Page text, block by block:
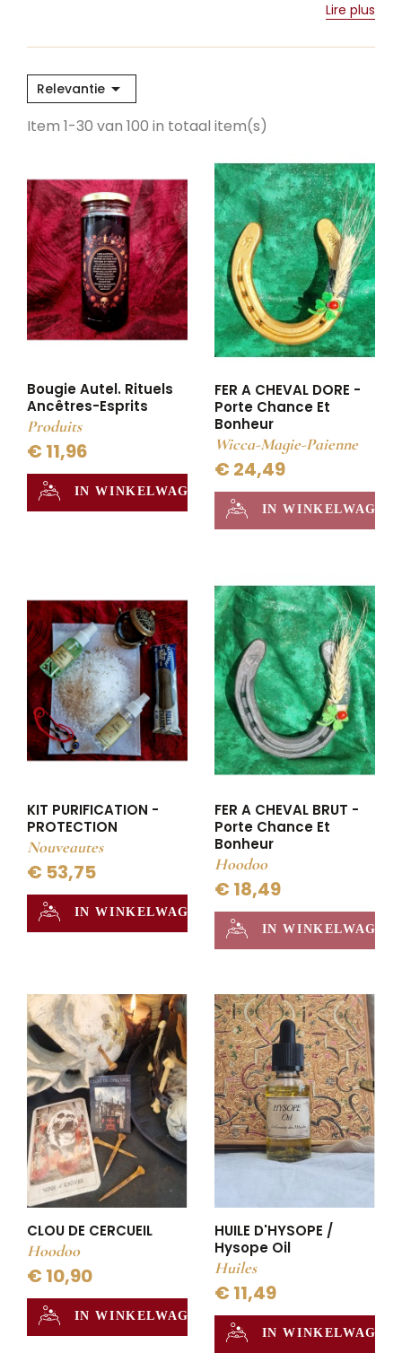
Lire plus
Relevantie 
Item 1-30 van 100 in totaal item(s)
Bougie Autel. Rituels
Ancêtres-Esprits
Produits
€ 11,96
IN WINKELWAGEN
FER A CHEVAL DORE -
Porte Chance Et
Bonheur
Wicca-Magie-Paienne
€ 24,49
IN WINKELWAGEN
KIT PURIFICATION -
PROTECTION
Nouveautes
€ 53,75
IN WINKELWAGEN
FER A CHEVAL BRUT -
Porte Chance Et
Bonheur
Hoodoo
€ 18,49
IN WINKELWAGEN
CLOU DE CERCUEIL
Hoodoo
€ 10,90
IN WINKELWAGEN
HUILE D'HYSOPE /
Hysope Oil
Huiles
€ 11,49
IN WINKELWAGEN